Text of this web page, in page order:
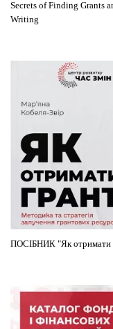
Secrets of Finding Grants
Writing
ПОСІБНИК "Як отримати